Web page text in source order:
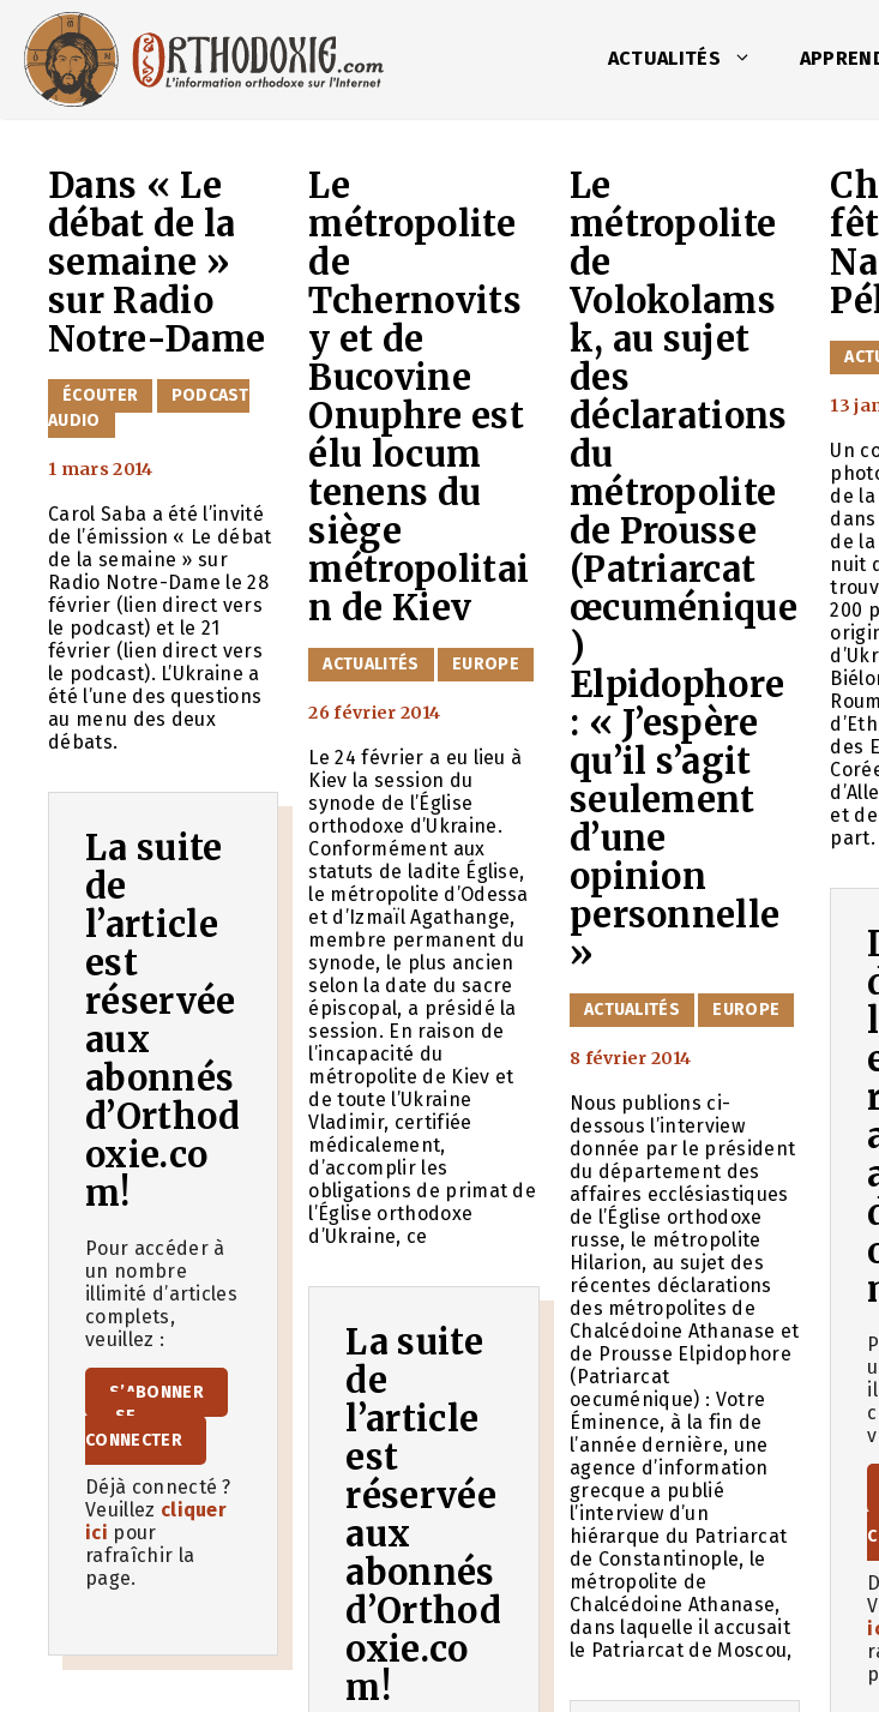
contenu
ACTUALITÉS
Dans « Le
débat de la
semaine »
sur Radio
Notre-Dame
CATÉGORIES
ÉCOUTER
PODCAST
AUDIO
1 mars 2014
Carol Saba a été l’invité
de l’émission « Le débat
de la semaine » sur
Radio Notre-Dame le 28
février (lien direct vers
le podcast) et le 21
février (lien direct vers
le podcast). L’Ukraine a
été l’une des questions
au menu des deux
débats.
La suite
de
l’article
est
réservée
aux
abonnés
d’Orthod
oxie.co
m!
Pour accéder à
un nombre
illimité d’articles
complets,
veuillez :
S’ABONNER
SE
CONNECTER
Déjà connecté ?
Veuillez cliquer
ici pour
rafraîchir la
page.
Le
métropolite
de
Tchernovits
y et de
Bucovine
Onuphre est
élu locum
tenens du
siège
métropolitai
n de Kiev
CATÉGORIES
ACTUALITÉS EUROPE
26 février 2014
Le 24 février a eu lieu à
Kiev la session du
synode de l’Église
orthodoxe d’Ukraine.
Conformément aux
statuts de ladite Église,
le métropolite d’Odessa
et d’Izmaïl Agathange,
membre permanent du
synode, le plus ancien
selon la date du sacre
épiscopal, a présidé la
session. En raison de
l’incapacité du
métropolite de Kiev et
de toute l’Ukraine
Vladimir, certifiée
médicalement,
d’accomplir les
obligations de primat de
l’Église orthodoxe
d’Ukraine, ce
La suite
de
l’article
est
réservée
aux
abonnés
d’Orthod
oxie.co
m!
Le
métropolite
de
Volokolams
k, au sujet
des
déclarations
du
métropolite
de Prousse
(Patriarcat
œcuménique
)
Elpidophore
: « J’espère
qu’il s’agit
seulement
d’une
opinion
personnelle
»
CATÉGORIES
ACTUALITÉS EUROPE
8 février 2014
Nous publions ci-
dessous l’interview
donnée par le président
du département des
affaires ecclésiastiques
de l’Église orthodoxe
russe, le métropolite
Hilarion, au sujet des
récentes déclarations
des métropolites de
Chalcédoine Athanase et
de Prousse Elpidophore
(Patriarcat
oecuménique) : Votre
Éminence, à la fin de
l’année dernière, une
agence d’information
grecque a publié
l’interview d’un
hiérarque du Patriarcat
de Constantinople, le
métropolite de
Chalcédoine Athanase,
dans laquelle il accusait
le Patriarcat de Moscou,
13
Un
de
de
nuit
200
des
et
part.